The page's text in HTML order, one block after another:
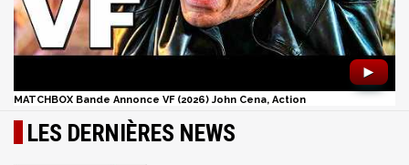
►
MATCHBOX Bande Annonce VF (2026) John Cena, Action
LES DERNIÈRES NEWS